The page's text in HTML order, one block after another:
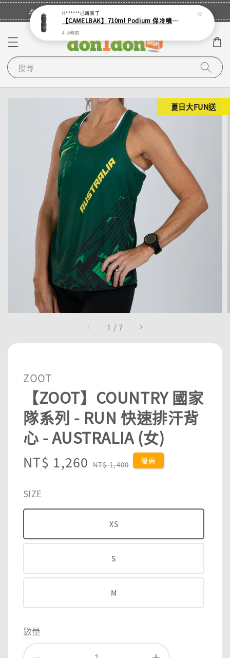
🎉登入會員・領取您的專屬折扣券！
搜尋
1 /7
夏日大FUN送
ZOOT
【ZOOT】COUNTRY 國家
隊系列 - RUN 快速排汗背
心 - AUSTRALIA (女)
Sale
NT$ 1,260 Regular
NT$ 1,400 優惠
SIZE
XS
S
M
數量
H******已購買了
【CAMELBAK】710ml Podium 保冷噴射水瓶
4 小時前